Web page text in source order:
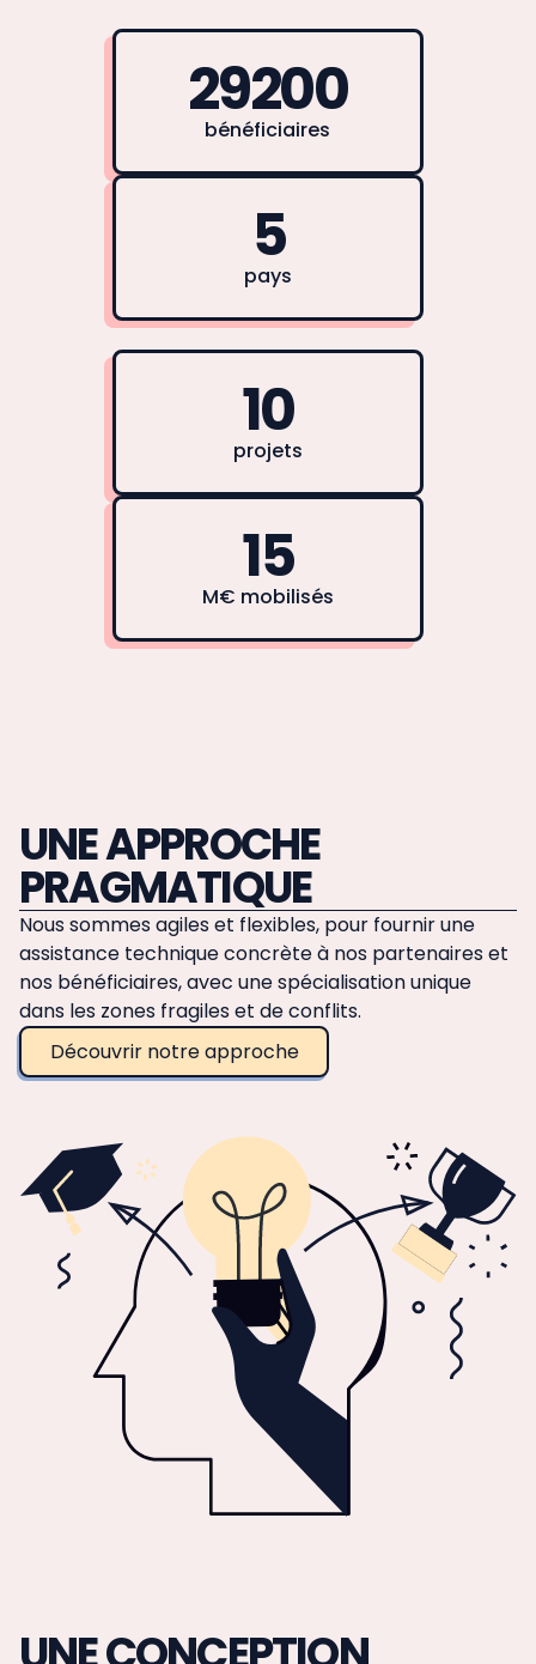
29200
bénéficiaires
5
pays
10
projets
15
M€ mobilisés
UNE APPROCHE
PRAGMATIQUE
Nous sommes agiles et flexibles, pour fournir une
assistance technique concrète à nos partenaires et
nos bénéficiaires, avec une spécialisation unique
dans les zones fragiles et de conflits.
Découvrir notre approche